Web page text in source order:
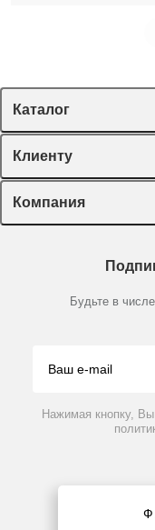
Каталог
Спецпредложения
Оборудование,
Пластик, стекло,
Химические
Производители
Клиенту
Лекторий Диаэм
Доставка и оплата
Мобильное
Компания
Партнеры
Контакты
Будьте в
Нажимая кнопку,